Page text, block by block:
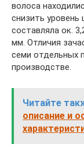
волоса
снизить
составляла ок.
мм. Отличия
семи отдельных
производстве.
Читайте
описание и